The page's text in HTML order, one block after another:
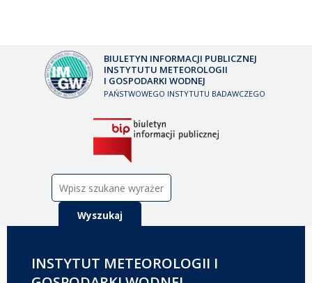
BIULETYN INFORMACJI PUBLICZNEJ
INSTYTUTU METEOROLOGII
I GOSPODARKI WODNEJ
PAŃSTWOWEGO INSTYTUTU BADAWCZEGO
INSTYTUT METEOROLOGII I